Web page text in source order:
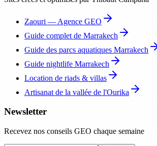
Zaouri — Agence GEO
Guide complet de Marrakech
Guide des parcs aquatiques Marrakech
Guide nightlife Marrakech
Location de riads & villas
Artisanat de la vallée de l'Ourika
Newsletter
Recevez nos conseils GEO chaque semaine